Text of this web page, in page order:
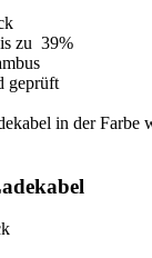
zu 39%
geprüft